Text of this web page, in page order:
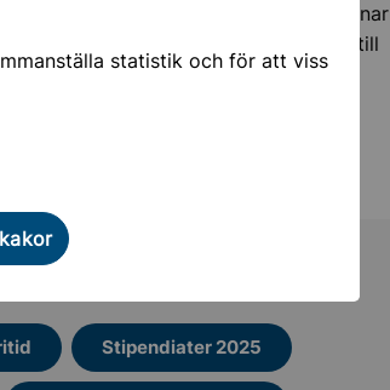
statistik och för att viss
gör ett fantastiskt jobb och som förtjänar
oktober kan du nominera en kandidat till
är öppen fram till 31 oktober.
Stipendiater 2025